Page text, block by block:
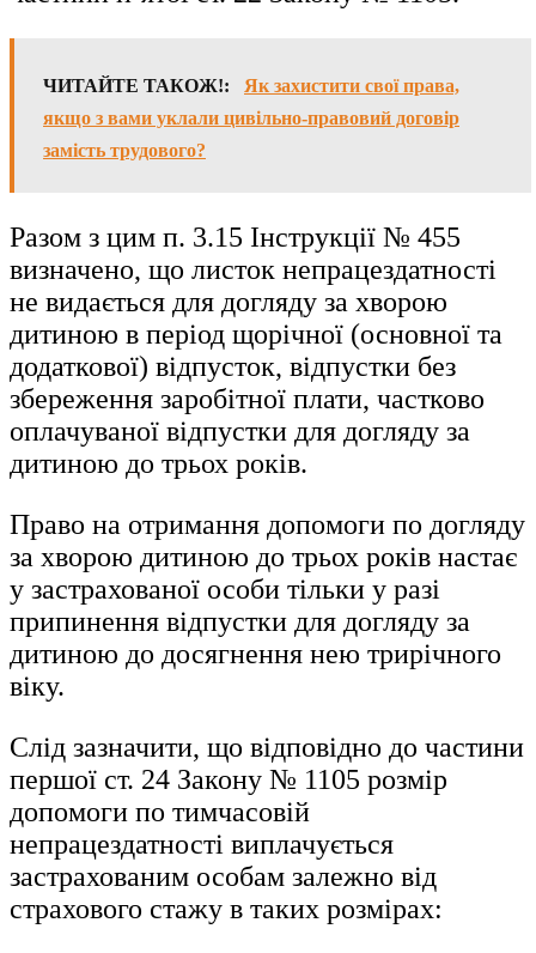
ЧИТАЙТЕ ТАКОЖ!:
Як захистити свої права,
якщо з вами уклали цивільно-правовий договір
замість трудового?
Разом з цим п. 3.15 Інструкції № 455
визначено, що листок непрацездатності
не видається для догляду за хворою
дитиною в період щорічної (основної та
додаткової) відпусток, відпустки без
збереження заробітної плати, частково
оплачуваної відпустки для догляду за
дитиною до трьох років.
Право на отримання допомоги по догляду
за хворою дитиною до трьох років настає
у застрахованої особи тільки у разі
припинення відпустки для догляду за
дитиною до досягнення нею трирічного
віку.
Слід зазначити, що відповідно до частини
першої ст. 24 Закону № 1105 розмір
допомоги по тимчасовій
непрацездатності виплачується
застрахованим особам залежно від
страхового стажу в таких розмірах: